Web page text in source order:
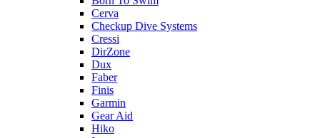
Cerva
Checkup Dive Systems
Cressi
DirZone
Dux
Faber
Finis
Garmin
Gear Aid
Hiko